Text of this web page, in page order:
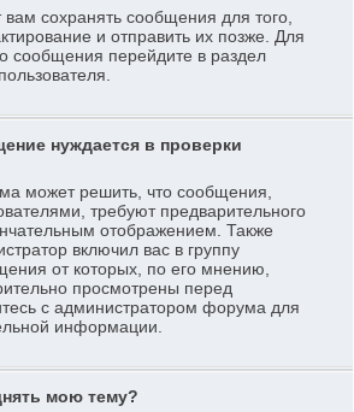
вам сохранять сообщения для того,
и отправить их позже. Для
сообщения перейдите в раздел
нуждается в проверки
может решить, что сообщения,
требуют предварительного
отображением. Также
включил вас в группу
от которых, по его мнению,
просмотрены перед
с администратором форума для
информации.
мою тему?